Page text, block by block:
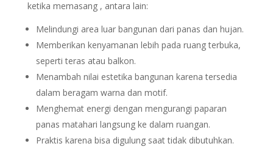
ketika memasang , antara lain:
Melindungi area luar bangunan dari panas dan hujan.
Memberikan kenyamanan lebih pada ruang terbuka,
seperti teras atau balkon.
Menambah nilai estetika bangunan karena tersedia
dalam beragam warna dan motif.
Menghemat energi dengan mengurangi paparan
panas matahari langsung ke dalam ruangan.
Praktis karena bisa digulung saat tidak dibutuhkan.